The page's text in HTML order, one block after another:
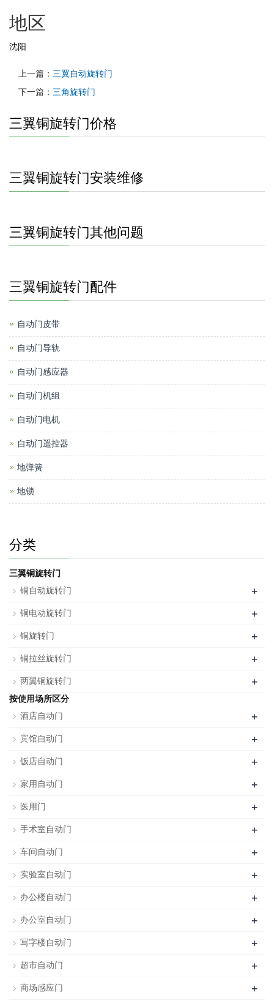
地区
沈阳
上一篇： 三翼自动旋转门
下一篇： 三角旋转门
三翼铜旋转门价格
三翼铜旋转门安装维修
三翼铜旋转门其他问题
三翼铜旋转门配件
自动门皮带
自动门导轨
自动门感应器
自动门机组
自动门电机
自动门遥控器
地弹簧
地锁
分类
三翼铜旋转门
铜自动旋转门
+
铜电动旋转门 +
铜旋转门 +
铜拉丝旋转门 +
两翼铜旋转门 +
按使用场所区分
酒店自动门
+
宾馆自动门 +
饭店自动门 +
家用自动门 +
医用门 +
手术室自动门 +
车间自动门 +
实验室自动门 +
办公楼自动门 +
办公室自动门 +
写字楼自动门 +
超市自动门 +
商场感应门
+